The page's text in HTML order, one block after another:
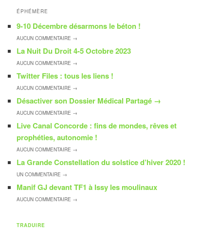
ÉPHÉMÈRE
9-10 Décembre désarmons le béton !
AUCUNCOMMENTAIRE →
La Nuit Du Droit 4-5 Octobre 2023
AUCUNCOMMENTAIRE →
Twitter Files : tous les liens !
AUCUNCOMMENTAIRE →
Désactiver son Dossier Médical Partagé →
AUCUNCOMMENTAIRE →
Live Canal Concorde : fins de mondes, rêves et
prophéties, autonomie !
AUCUNCOMMENTAIRE →
La Grande Constellation du solstice d’hiver 2020 !
UNCOMMENTAIRE →
Manif GJ devant TF1 à Issy les moulinaux
AUCUNCOMMENTAIRE →
TRADUIRE